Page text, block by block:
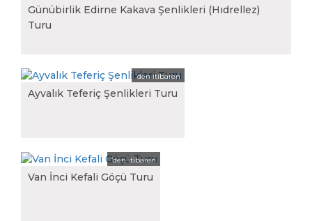
Günübirlik Edirne Kakava Şenlikleri (Hıdrellez)
Turu
‘den itibaren
Ayvalık Teferiç Şenlikleri Turu
‘den itibaren
Van İnci Kefali Göçü Turu